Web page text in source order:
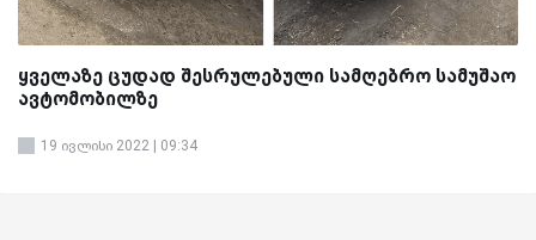
ყველაზე ცუდად შესრულებული სამღებრო სამუშაო
ავტომობილზე
19 ივლისი 2022 | 09:34